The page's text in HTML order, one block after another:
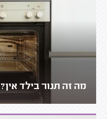
מה זה תנור בילד אין?